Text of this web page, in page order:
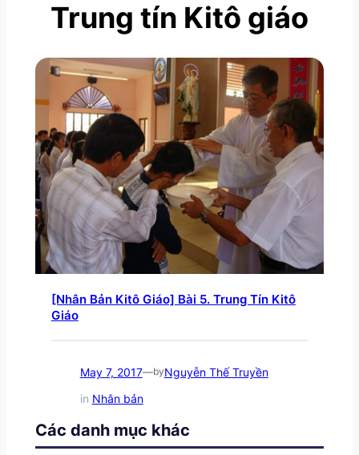
Trung tín Kitô giáo
[Nhân Bản Kitô Giáo] Bài 5. Trung Tín Kitô
Giáo
May 7, 2017—byNguyễn Thế Truyền
in Nhân bản
Các danh mục khác